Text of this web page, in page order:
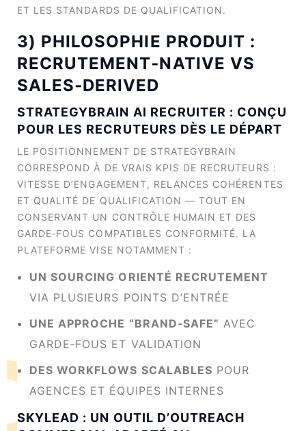
ET LES STANDARDS DE QUALIFICATION.
3) PHILOSOPHIE PRODUIT :
RECRUTEMENT‑NATIVE VS
SALES‑DERIVED
STRATEGYBRAIN AI RECRUITER : CONÇU
POUR LES RECRUTEURS DÈS LE DÉPART
LE POSITIONNEMENT DE STRATEGYBRAIN
CORRESPOND À DE VRAIS KPIS DE RECRUTEURS :
VITESSE D’ENGAGEMENT, RELANCES COHÉRENTES
ET QUALITÉ DE QUALIFICATION — TOUT EN
CONSERVANT UN CONTRÔLE HUMAIN ET DES
GARDE‑FOUS COMPATIBLES CONFORMITÉ. LA
PLATEFORME VISE NOTAMMENT :
UN SOURCING ORIENTÉ RECRUTEMENT
VIA PLUSIEURS POINTS D’ENTRÉE
UNE APPROCHE “BRAND‑SAFE” AVEC
GARDE‑FOUS ET VALIDATION
DES WORKFLOWS SCALABLES POUR
AGENCES ET ÉQUIPES INTERNES
SKYLEAD : UN OUTIL D’OUTREACH